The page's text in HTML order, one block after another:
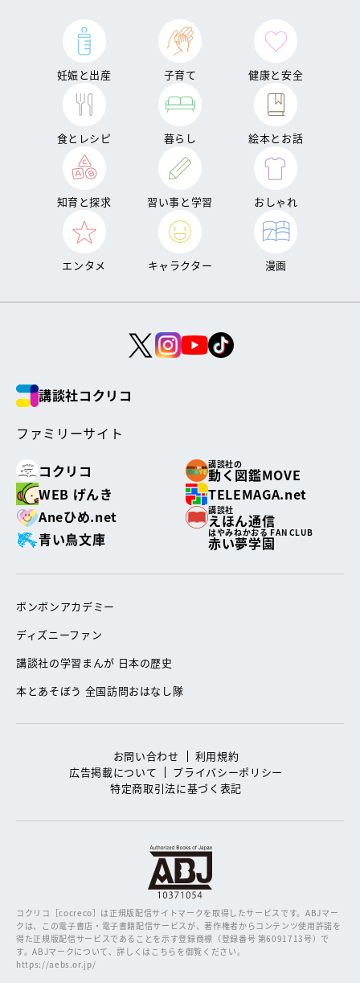
妊娠と出産 子育て 健康と安全
食とレシピ 暮らし 絵本とお話
知育と探求 習い事と学習 おしゃれ
エンタメ キャラクター 漫画
講談社コクリコ
ファミリーサイト
コクリコ
講談社の
動く図鑑MOVE
WEB げんき
TELEMAGA.net
Aneひめ.net
講談社
えほん通信
青い鳥文庫
はやみねかおる FAN CLUB
赤い夢学園
ボンボンアカデミー
ディズニーファン
講談社の学習まんが 日本の歴史
本とあそぼう 全国訪問おはなし隊
お問い合わせ
利用規約
広告掲載について
プライバシーポリシー
特定商取引法に基づく表記
コクリコ［cocreco］は正規版配信サイトマークを取得したサービスです。ABJマー
クは、この電子書店・電子書籍配信サービスが、著作権者からコンテンツ使用許諾を
得た正規版配信サービスであることを示す登録商標（登録番号 第6091713号）で
す。ABJマークについて、詳しくはこちらを御覧ください。
https://aebs.or.jp/